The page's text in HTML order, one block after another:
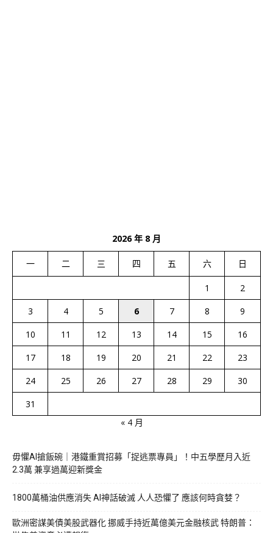
2026 年 8 月
一 二 三 四 五 六 日
1
2
3
4 5 6 7 8
9
10
11 12 13 14 15
16
17
18 19 20 21 22
23
24
25 26 27 28 29
30
31
« 4 月
毋懼AI搶飯碗｜港鐵重賞招募「捉逃票專員」！中五學歷月入近
2.3萬 兼享過萬迎新獎金
1800萬桶油供應消失 AI神話破滅 人人恐懼了 應該何時貪婪？
歐洲密謀美債美股武器化 挪威手持近萬億美元金融核武 特朗普：